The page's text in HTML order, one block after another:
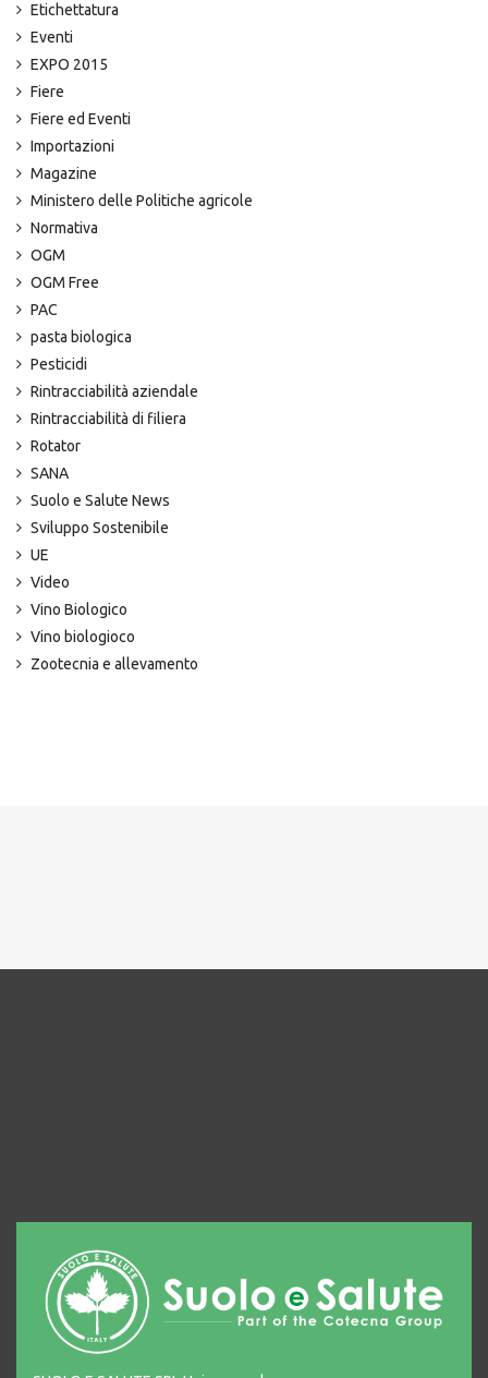
Etichettatura
Eventi
EXPO 2015
Fiere
Fiere ed Eventi
Importazioni
Magazine
Ministero delle Politiche agricole
Normativa
OGM
OGM Free
PAC
pasta biologica
Pesticidi
Rintracciabilità aziendale
Rintracciabilità di filiera
Rotator
SANA
Suolo e Salute News
Sviluppo Sostenibile
UE
Video
Vino Biologico
Vino biologioco
Zootecnia e allevamento